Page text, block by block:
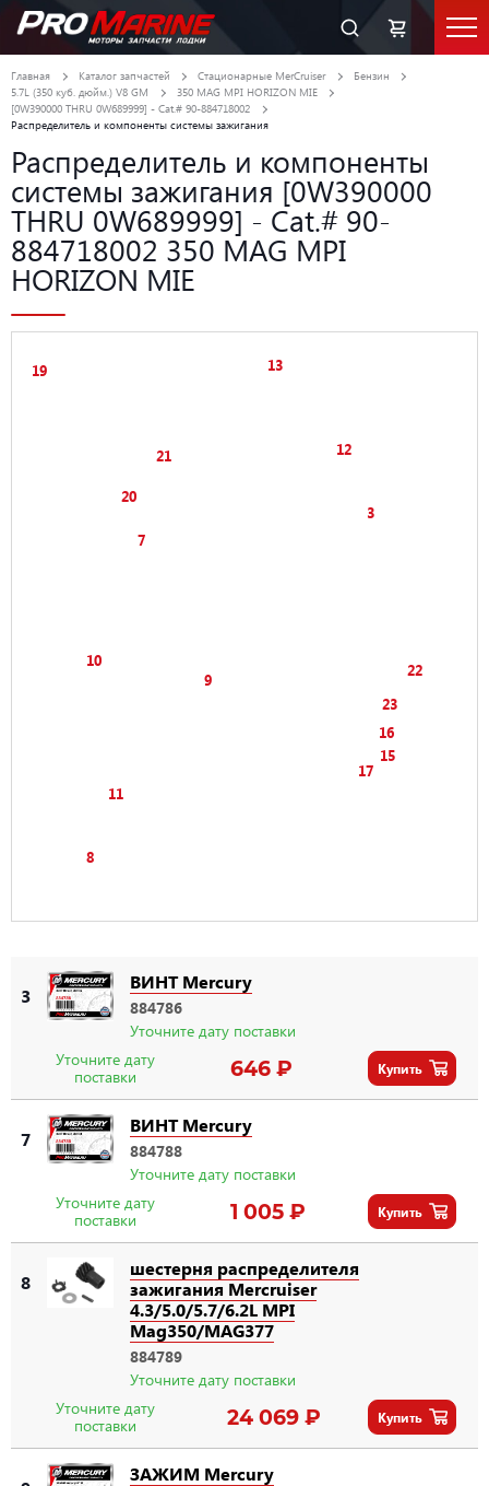
Главная Каталог запчастей Стационарные MerCruiser
Бензин
5.7L (350 куб. дюйм.) V8 GM
350 MAG MPI HORIZON MIE
[0W390000 THRU 0W689999] - Cat.# 90-884718002
Распределитель и компоненты системы зажигания
Распределитель и компоненты
системы зажигания [0W390000
THRU 0W689999] - Cat.# 90-
884718002 350 MAG MPI
HORIZON MIE
3
7
8
9
10
11
12
13
15
16
17
19
20
21
22
23
3
ВИНТ Mercury
884786
Уточните дату поставки
Уточните дату
поставки
646 ₽ Купить
7
ВИНТ Mercury
884788
Уточните дату поставки
Уточните дату
поставки
1 005 ₽ Купить
8
шестерня распределителя
зажигания Mercruiser
4.3/5.0/5.7/6.2L MPI
Mag350/MAG377
884789
Уточните дату поставки
Уточните дату
поставки
24 069 ₽ Купить
ЗАЖИМ Mercury